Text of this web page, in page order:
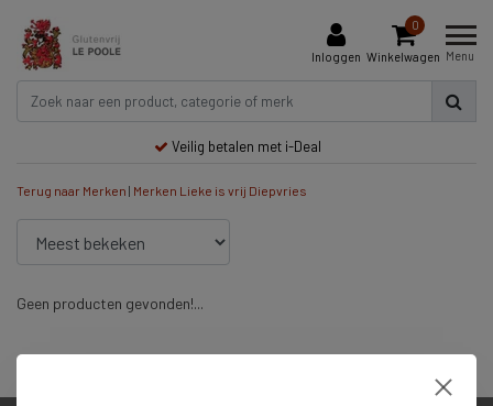
Inloggen
0
Winkelwagen Menu
Veilig betalen met i-Deal
Terug naar Merken | Merken Lieke is vrij Diepvries
Geen producten gevonden!...